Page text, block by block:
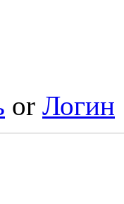
or Логин